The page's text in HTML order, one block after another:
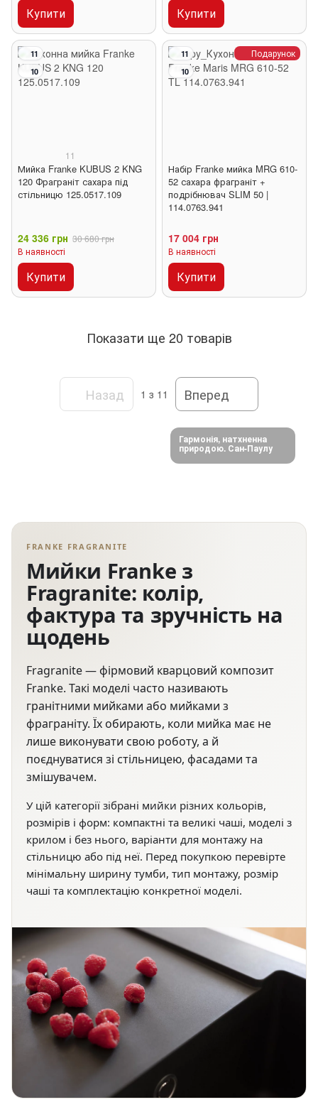
Купити Купити
11
10
11
Мийка Franke KUBUS 2 KNG
120 Фраграніт сахара під
стільницю 125.0517.109
24 336 грн 30 680 грн
В наявності
Купити
Подарунок
11
10
Набір Franke мийка MRG 610-
52 сахара фраграніт +
подрібнювач SLIM 50 |
114.0763.941
17 004 грн
В наявності
Купити
Показати ще 20 товарів
Назад 1 з 11 Вперед
Гармонія, натхненна
природою. Сан-Паулу
FRANKE FRAGRANITE
Мийки Franke з
Fragranite: колір,
фактура та зручність на
щодень
Fragranite — фірмовий кварцовий композит
Franke. Такі моделі часто називають
гранітними мийками або мийками з
фраграніту. Їх обирають, коли мийка має не
лише виконувати свою роботу, а й
поєднуватися зі стільницею, фасадами та
змішувачем.
У цій категорії зібрані мийки різних кольорів,
розмірів і форм: компактні та великі чаші, моделі з
крилом і без нього, варіанти для монтажу на
стільницю або під неї. Перед покупкою перевірте
мінімальну ширину тумби, тип монтажу, розмір
чаші та комплектацію конкретної моделі.